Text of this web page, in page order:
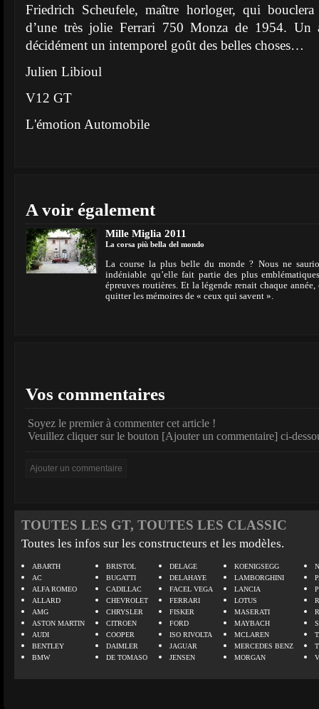
Friedrich Scheufele, maître horloger, qui
d’une très jolie Ferrari 750 Monza de 1954. Un
décidément un intemporel goût des belles choses…
Julien Libioul
V12 GT
L'émotion Automobile
A voir également
Mille Miglia 2011
La corsa più bella del mondo
La course la plus belle du monde ? Nous ne
indéniable qu’elle fait partie des plus
épreuves routières. Et la légende renait chaque
quitter les mémoires de « ceux qui savent ».
Vos commentaires
Soyez le premier à commenter cet article !
Veuillez cliquer sur le bouton [Ajouter un commentaire] ci-
TOUTES LES GT, TOUTES LES CLASSIC
Toutes les infos sur les constructeurs et les modèles.
ABARTH
AC
ALFA ROMEO
ALLARD
AMG
ASTON MARTIN
AUDI
BENTLEY
BMW
BRISTOL
BUGATTI
CADILLAC
CHEVROLET
CHRYSLER
CITROEN
COOPER
DAIMLER
DE TOMASO
DELAGE
DELAHAYE
FACEL VEGA
FERRARI
FISKER
FORD
ISO RIVOLTA
JAGUAR
JENSEN
KOENIGSEGG
LAMBORGHINI
LANCIA
LOTUS
MASERATI
MAYBACH
MCLAREN
MERCEDES BENZ
MORGAN